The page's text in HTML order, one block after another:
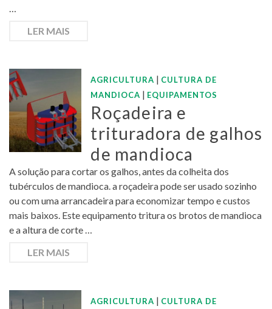
…
LER MAIS
AGRICULTURA | CULTURA DE
MANDIOCA | EQUIPAMENTOS
Roçadeira e
trituradora de galhos
de mandioca
A solução para cortar os galhos, antes da colheita dos
tubérculos de mandioca. a roçadeira pode ser usado sozinho
ou com uma arrancadeira para economizar tempo e custos
mais baixos. Este equipamento tritura os brotos de mandioca
e a altura de corte …
LER MAIS
AGRICULTURA | CULTURA DE